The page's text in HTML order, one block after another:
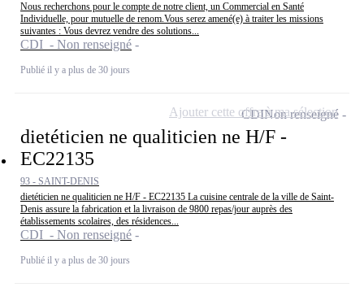
Nous recherchons pour le compte de notre client, un Commercial en Santé
Individuelle, pour mutuelle de renom.Vous serez amené(e) à traiter les missions
suivantes : Vous devrez vendre des solutions...
CDI - Non renseigné
Publié il y a plus de 30 jours
dietéticien ne qualiticien ne H/F -
EC22135
93 - SAINT-DENIS
dietéticien ne qualiticien ne H/F - EC22135 La cuisine centrale de la ville de Saint-
Denis assure la fabrication et la livraison de 9800 repas/jour auprès des
établissements scolaires, des résidences...
CDI - Non renseigné
Publié il y a plus de 30 jours
CDINon renseigné
Ajouter cette offre à ma sélection